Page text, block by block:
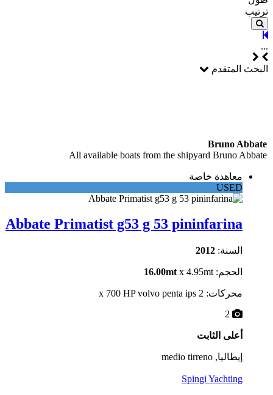
ترتيب
...
البحث المتقدم
Bruno Abbate
All available boats from the shipyard Bruno Abbate
معاهدة خاصة
USED
Abbate Primatist g53 g 53 pininfarina
السنة: 2012
الحجم: 16.00mt x 4.95mt
محركات: 2 x 700 HP volvo penta ips
أعلى الثابت
إيطاليا, medio tirreno
Spingi Yachting